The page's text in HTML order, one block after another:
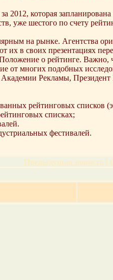
2012, которая
уже шестого по счету
на рынке. Агентства
в своих презентациях
о рейтинге. Важно,
от многих подобных
Рекламы,
рейтинговых списков
списках;
фестивалей.
Предыдущая новость |